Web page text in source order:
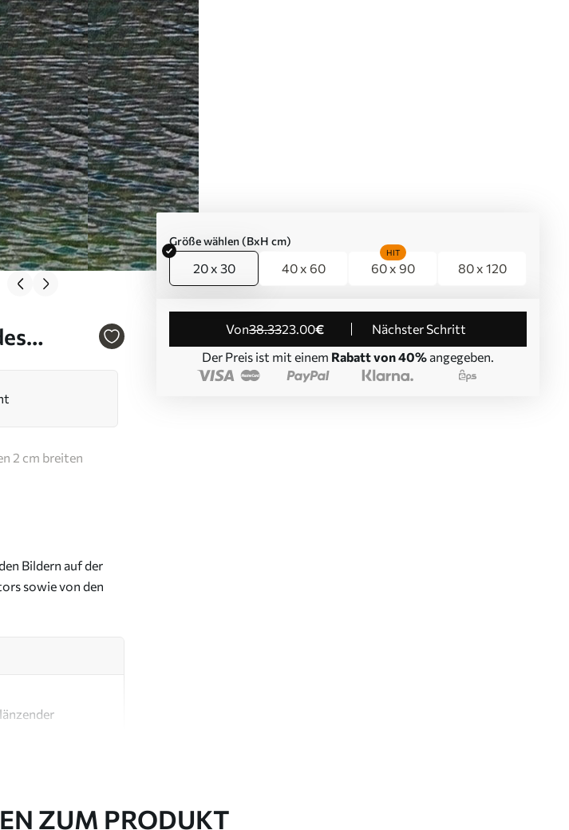
Größe wählen (BxH cm)
20 x 30 40 x 60 60 x 90
HIT
80 x 120
von38.3323.00€
Nächster Schritt
Der Preis ist mit einem Rabatt von 40% angegeben.
2 cm breiten
Bildern auf der
sowie von den
ZUM PRODUKT